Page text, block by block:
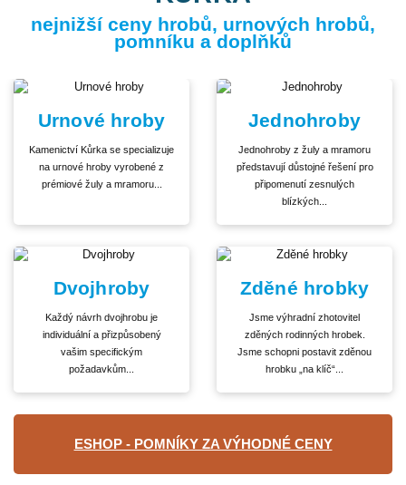
nejnižší ceny hrobů, urnových hrobů,
pomníku a doplňků
Urnové hroby
Kamenictví Kůrka se specializuje
na urnové hroby vyrobené z
prémiové žuly a mramoru...
Jednohroby
Jednohroby z žuly a mramoru
představují důstojné řešení pro
připomenutí zesnulých
blízkých...
Dvojhroby
Každý návrh dvojhrobu je
individuální a přizpůsobený
vašim specifickým
požadavkům...
Zděné hrobky
Jsme výhradní zhotovitel
zděných rodinných hrobek.
Jsme schopni postavit zděnou
hrobku „na klíč“...
ESHOP - POMNÍKY ZA VÝHODNÉ CENY